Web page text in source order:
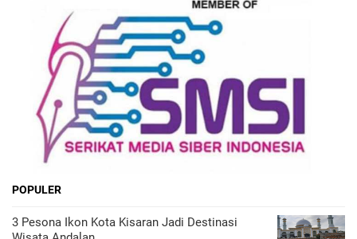
POPULER
3 Pesona Ikon Kota Kisaran Jadi Destinasi